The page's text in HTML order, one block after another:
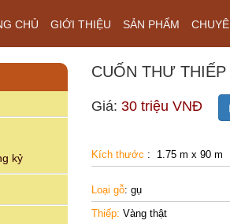
CHỦ GIỚI THIỆU SẢN PHẨM
kỷ
CUỐN THƯ
Giá: 30 triệu VNĐ
Kích thước : 1.75 m x 90 m
Loại gỗ: gụ
Thiếp: Vàng thật